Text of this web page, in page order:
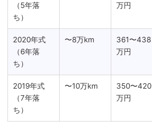
（5年落
ち）
万円
2020年式
（6年落
ち）
〜8万km
361〜438
万円
2019年式
（7年落
ち）
〜10万km
350〜420
万円